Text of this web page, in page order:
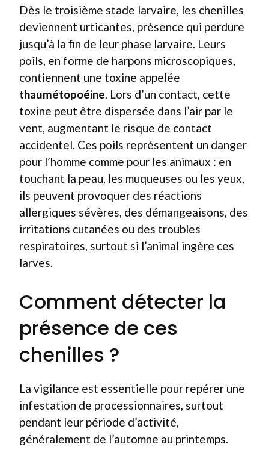
Dès le troisième stade larvaire, les chenilles
deviennent urticantes, présence qui perdure
jusqu’à la fin de leur phase larvaire. Leurs
poils, en forme de harpons microscopiques,
contiennent une toxine appelée
thaumétopoéine. Lors d’un contact, cette
toxine peut être dispersée dans l’air par le
vent, augmentant le risque de contact
accidentel. Ces poils représentent un danger
pour l’homme comme pour les animaux : en
touchant la peau, les muqueuses ou les yeux,
ils peuvent provoquer des réactions
allergiques sévères, des démangeaisons, des
irritations cutanées ou des troubles
respiratoires, surtout si l’animal ingère ces
larves.
Comment détecter la
présence de ces
chenilles ?
La vigilance est essentielle pour repérer une
infestation de processionnaires, surtout
pendant leur période d’activité,
généralement de l’automne au printemps.